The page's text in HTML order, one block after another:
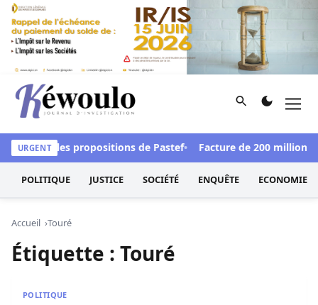
Aller au contenu
Kéwoulo, le premier site d'information et d'investigation
Rechercher
URGENTles propositions de Pastef Facture de 200 millions
POLITIQUE JUSTICE SOCIÉTÉ ENQUÊTE ECONOMIE
Accueil Touré
Étiquette : Touré
POLITIQUE